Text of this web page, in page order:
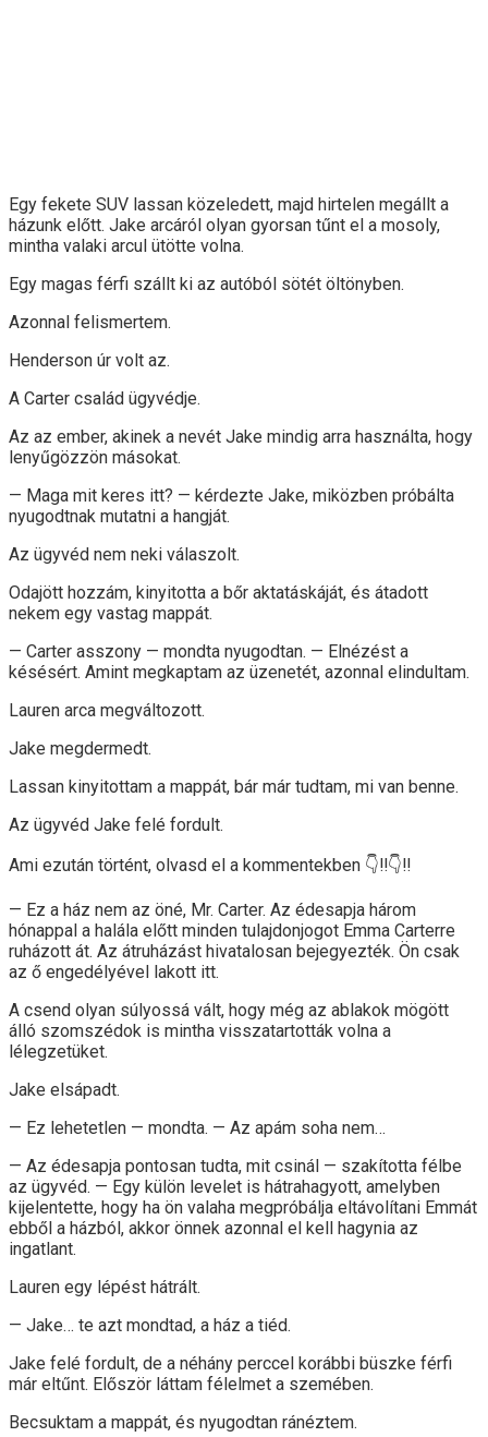
Egy fekete SUV lassan közeledett, majd hirtelen megállt a
házunk előtt. Jake arcáról olyan gyorsan tűnt el a mosoly,
mintha valaki arcul ütötte volna.
Egy magas férfi szállt ki az autóból sötét öltönyben.
Azonnal felismertem.
Henderson úr volt az.
A Carter család ügyvédje.
Az az ember, akinek a nevét Jake mindig arra használta, hogy
lenyűgözzön másokat.
— Maga mit keres itt? — kérdezte Jake, miközben próbálta
nyugodtnak mutatni a hangját.
Az ügyvéd nem neki válaszolt.
Odajött hozzám, kinyitotta a bőr aktatáskáját, és átadott
nekem egy vastag mappát.
— Carter asszony — mondta nyugodtan. — Elnézést a
késésért. Amint megkaptam az üzenetét, azonnal elindultam.
Lauren arca megváltozott.
Jake megdermedt.
Lassan kinyitottam a mappát, bár már tudtam, mi van benne.
Az ügyvéd Jake felé fordult.
Ami ezután történt, olvasd el a kommentekben 👇‼️👇‼️
— Ez a ház nem az öné, Mr. Carter. Az édesapja három
hónappal a halála előtt minden tulajdonjogot Emma Carterre
ruházott át. Az átruházást hivatalosan bejegyezték. Ön csak
az ő engedélyével lakott itt.
A csend olyan súlyossá vált, hogy még az ablakok mögött
álló szomszédok is mintha visszatartották volna a
lélegzetüket.
Jake elsápadt.
— Ez lehetetlen — mondta. — Az apám soha nem…
— Az édesapja pontosan tudta, mit csinál — szakította félbe
az ügyvéd. — Egy külön levelet is hátrahagyott, amelyben
kijelentette, hogy ha ön valaha megpróbálja eltávolítani Emmát
ebből a házból, akkor önnek azonnal el kell hagynia az
ingatlant.
Lauren egy lépést hátrált.
— Jake… te azt mondtad, a ház a tiéd.
Jake felé fordult, de a néhány perccel korábbi büszke férfi
már eltűnt. Először láttam félelmet a szemében.
Becsuktam a mappát, és nyugodtan ránéztem.